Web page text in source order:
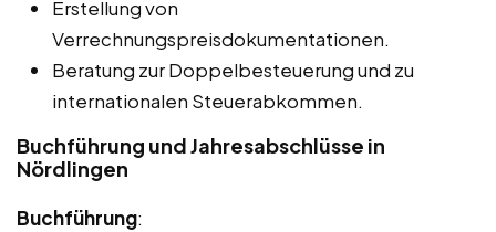
Erstellung von
Verrechnungspreisdokumentationen.
Beratung zur Doppelbesteuerung und zu
internationalen Steuerabkommen.
Buchführung und Jahresabschlüsse in
Nördlingen
Buchführung: